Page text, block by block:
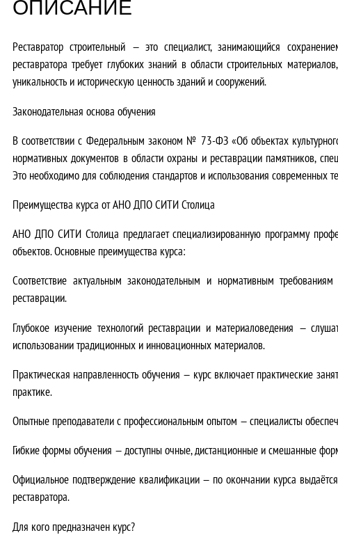
ОПИСАНИЕ
Реставратор строительный — это специалист, занимающийся
реставратора требует глубоких знаний в области строительных
уникальность и историческую ценность зданий и сооружений.
Законодательная основа обучения
В соответствии с Федеральным законом № 73-ФЗ «Об объектах
нормативных документов в области охраны и реставрации памятников,
Это необходимо для соблюдения стандартов и использования современных
Преимущества курса от АНО ДПО СИТИ Столица
АНО ДПО СИТИ Столица предлагает специализированную программу
объектов. Основные преимущества курса:
Соответствие актуальным законодательным и нормативным требованиям
реставрации.
Глубокое изучение технологий реставрации и материаловедения —
использовании традиционных и инновационных материалов.
Практическая направленность обучения — курс включает практические
практике.
Опытные преподаватели с профессиональным опытом — специалисты
Гибкие формы обучения — доступны очные, дистанционные и смешанные
Официальное подтверждение квалификации— по окончании курса
реставратора.
Для кого предназначен курс?